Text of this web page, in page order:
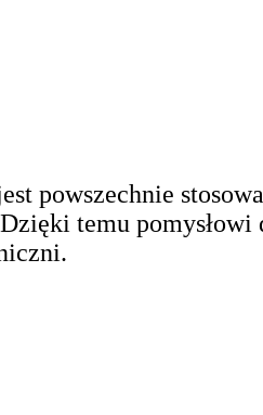
powszechnie
temu